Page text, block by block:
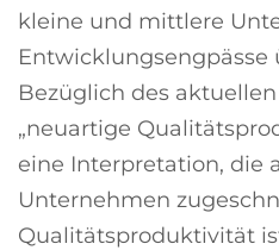
kleine und mittlere
Bezüglich des
„neuartige
eine Interpretation, die
Unternehmen
Qualitätsproduktivität